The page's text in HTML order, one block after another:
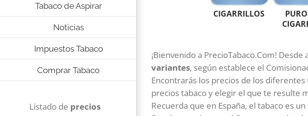
Tabaco de Aspirar
Noticias
Impuestos Tabaco
Comprar Tabaco
Listado de precios
CIGARRILLOS
¡Bienvenido a PrecioTabaco.Com!
variantes, según establece el
Encontrarás los precios de los diferentes
precios tabaco y elegir el que te resulte
Recuerda que en España, el tabaco es